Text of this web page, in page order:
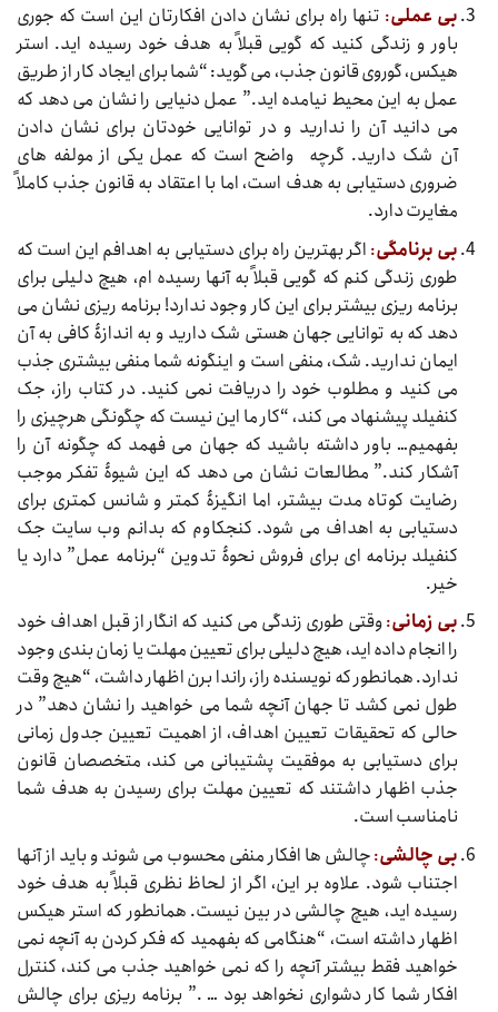
بی عملی: تنها راه برای نشان دادن افکارتان این است که جوری
باور و زندگی کنید که گویی قبلاً به هدف خود رسیده اید. استر
هیکس، گوروی قانون جذب، می گوید: “شما برای ایجاد کار از طریق
عمل به این محیط نیامده اید.” عمل دنیایی را نشان می دهد که
می دانید آن را ندارید و در توانایی خودتان برای نشان دادن
آن شک دارید. گرچه واضح است که عمل یکی از مولفه های
ضروری دستیابی به هدف است، اما با اعتقاد به قانون جذب کاملاً
مغایرت دارد.
بی برنامگی: اگر بهترین راه برای دستیابی به اهدافم این است که
طوری زندگی کنم که گویی قبلاً به آنها رسیده ام، هیچ دلیلی برای
برنامه ریزی بیشتر برای این کار وجود ندارد! برنامه ریزی نشان می
دهد که به توانایی جهان هستی شک دارید و به اندازۀ کافی به آن
ایمان ندارید. شک، منفی است و اینگونه شما منفی بیشتری جذب
می کنید و مطلوب خود را دریافت نمی کنید. در کتاب راز، جک
کنفیلد پیشنهاد می کند، “کار ما این نیست که چگونگی هرچیزی را
بفهمیم… باور داشته باشید که جهان می فهمد که چگونه آن را
آشکار کند.” مطالعات نشان می دهد که این شیوۀ تفکر موجب
رضایت کوتاه مدت بیشتر، اما انگیزۀ کمتر و شانس کمتری برای
دستیابی به اهداف می شود. کنجکاوم که بدانم وب سایت جک
کنفیلد برنامه ای برای فروش نحوۀ تدوین “برنامه عمل” دارد یا
خیر.
بی زمانی:وقتی طوری زندگی می کنید که انگار از قبل اهداف خود
را انجام داده اید، هیچ دلیلی برای تعیین مهلت یا زمان بندی وجود
ندارد. همانطور که نویسنده راز، راندا برن اظهار داشت، “هیچ وقت
طول نمی کشد تا جهان آنچه شما می خواهید را نشان دهد” در
حالی که تحقیقات تعیین اهداف، از اهمیت تعیین جدول زمانی
برای دستیابی به موفقیت پشتیبانی می کند، متخصصان قانون
جذب اظهار داشتند که تعیین مهلت برای رسیدن به هدف شما
نامناسب است.
بی چالشی:چالش ها افکار منفی محسوب می شوند و باید از آنها
اجتناب شود. علاوه بر این، اگر از لحاظ نظری قبلاً به هدف خود
رسیده اید، هیچ چالشی در بین نیست. همانطور که استر هیکس
اظهار داشته است، “هنگامی که بفهمید که فکر کردن به آنچه نمی
خواهید فقط بیشتر آنچه را که نمی خواهید جذب می کند، کنترل
افکار شما کار دشواری نخواهد بود … .” برنامه ریزی برای چالش